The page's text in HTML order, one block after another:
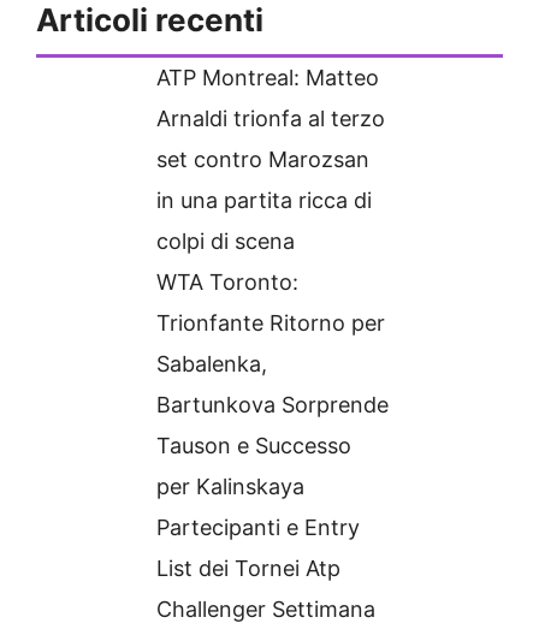
Articoli recenti
ATP Montreal: Matteo
Arnaldi trionfa al terzo
set contro Marozsan
in una partita ricca di
colpi di scena
WTA Toronto:
Trionfante Ritorno per
Sabalenka,
Bartunkova Sorprende
Tauson e Successo
per Kalinskaya
Partecipanti e Entry
List dei Tornei Atp
Challenger Settimana